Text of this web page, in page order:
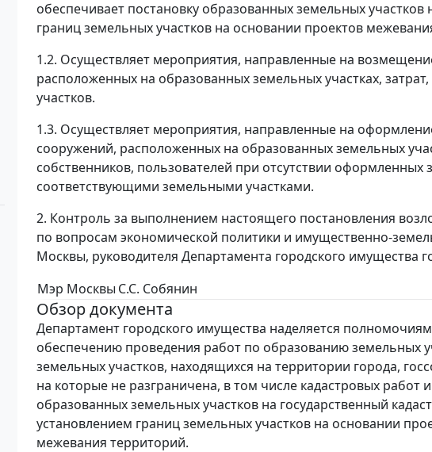
обеспечивает постановку образованных земельных
границ земельных участков на основании проектов
1.2. Осуществляет мероприятия, направленные на
расположенных на образованных земельных участках,
участков.
1.3. Осуществляет мероприятия, направленные на
сооружений, расположенных на образованных земельных
собственников, пользователей при отсутствии
соответствующими земельными участками.
2. Контроль за выполнением настоящего постановления
по вопросам экономической политики и имущественно-
Москвы, руководителя Департамента городского имущества
Мэр Москвы С.С. Собянин
Обзор документа
Департамент городского имущества наделяется
обеспечению проведения работ по образованию земельных
земельных участков, находящихся на территории города,
на которые не разграничена, в том числе кадастровых работ
образованных земельных участков на государственный
установлением границ земельных участков на основании
межевания территорий.